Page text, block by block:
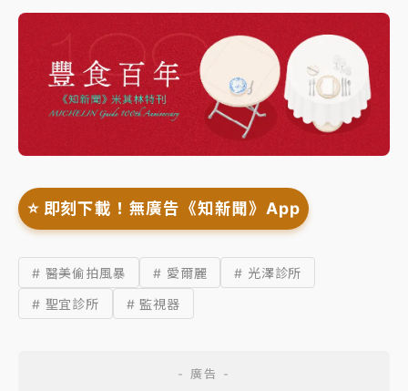
⭐️ 即刻下載！無廣告《知新聞》App
# 醫美偷拍風暴 # 愛爾麗
# 光澤診所
# 聖宜診所
# 監視器